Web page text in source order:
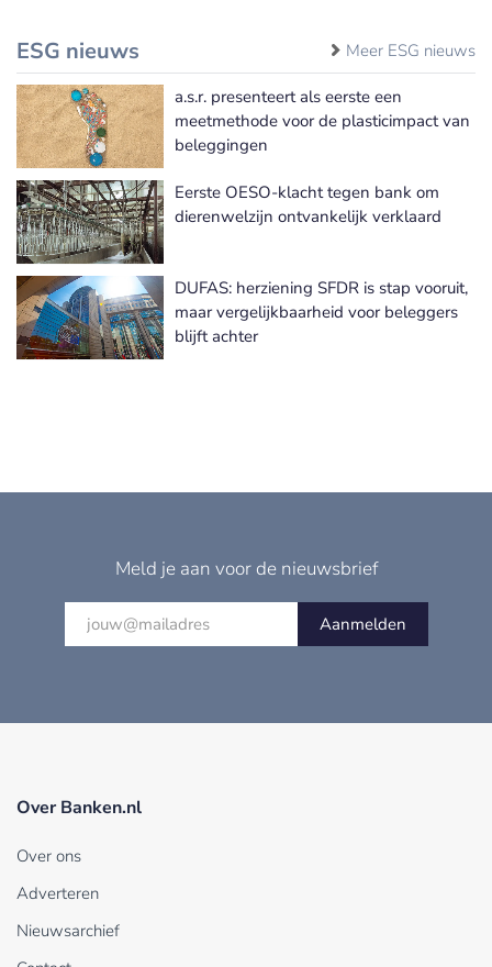
ESG nieuws Meer ESG nieuws
a.s.r. presenteert als eerste een
meetmethode voor de plasticimpact van
beleggingen
Eerste OESO-klacht tegen bank om
dierenwelzijn ontvankelijk verklaard
DUFAS: herziening SFDR is stap vooruit,
maar vergelijkbaarheid voor beleggers
blijft achter
Meld je aan voor de nieuwsbrief
Aanmelden
Over Banken.nl
Over ons
Adverteren
Nieuwsarchief